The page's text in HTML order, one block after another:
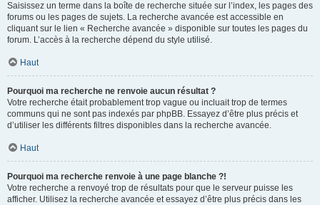
Saisissez un terme dans la boîte de recherche située sur l’index, les pages des
forums ou les pages de sujets. La recherche avancée est accessible en
cliquant sur le lien « Recherche avancée » disponible sur toutes les pages du
forum. L’accès à la recherche dépend du style utilisé.
Haut
Pourquoi ma recherche ne renvoie aucun résultat ?
Votre recherche était probablement trop vague ou incluait trop de termes
communs qui ne sont pas indexés par phpBB. Essayez d’être plus précis et
d’utiliser les différents filtres disponibles dans la recherche avancée.
Haut
Pourquoi ma recherche renvoie à une page blanche ?!
Votre recherche a renvoyé trop de résultats pour que le serveur puisse les
afficher. Utilisez la recherche avancée et essayez d’être plus précis dans les